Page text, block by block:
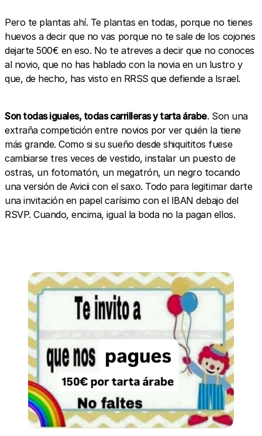
Pero te plantas ahí. Te plantas en todas, porque no tienes
huevos a decir que no vas porque no te sale de los cojones
dejarte 500€ en eso. No te atreves a decir que no conoces
al novio, que no has hablado con la novia en un lustro y
que, de hecho, has visto en RRSS que defiende a Israel.
Son todas iguales, todas carrilleras y tarta árabe. Son una
extraña competición entre novios por ver quién la tiene
más grande. Como si su sueño desde shiquititos fuese
cambiarse tres veces de vestido, instalar un puesto de
ostras, un fotomatón, un megatrón, un negro tocando
una versión de Avicii con el saxo. Todo para legitimar darte
una invitación en papel carísimo con el IBAN debajo del
RSVP. Cuando, encima, igual la boda no la pagan ellos.